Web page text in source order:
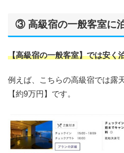
③ 高級宿の一般客室に
【高級宿の一般客室】では安く
例えば、こちらの高級宿では露
【約9万円】です。